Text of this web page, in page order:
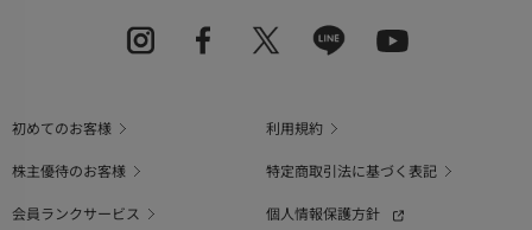
初めてのお客様
利用規約
株主優待のお客様
特定商取引法に基づく表記
会員ランクサービス
個人情報保護方針